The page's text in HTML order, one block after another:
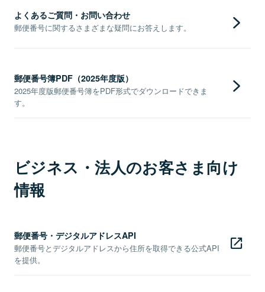
よくあるご質問・お問い合わせ
郵便番号に関するさまざまな疑問にお答えします。
郵便番号簿PDF（2025年度版）
2025年度版郵便番号簿をPDF形式でダウンロードできま
す。
ビジネス・法人のお客さま向け
情報
郵便番号・デジタルアドレスAPI
郵便番号とデジタルアドレスから住所を取得できる公式API
を提供。